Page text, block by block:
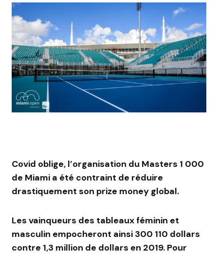
Covid oblige, l’organisation du Masters 1 000
de Miami a été contraint de réduire
drastiquement son prize money global.
Les vainqueurs des tableaux féminin et
masculin empocheront ainsi 300 110 dollars
contre 1,3 million de dollars en 2019. Pour